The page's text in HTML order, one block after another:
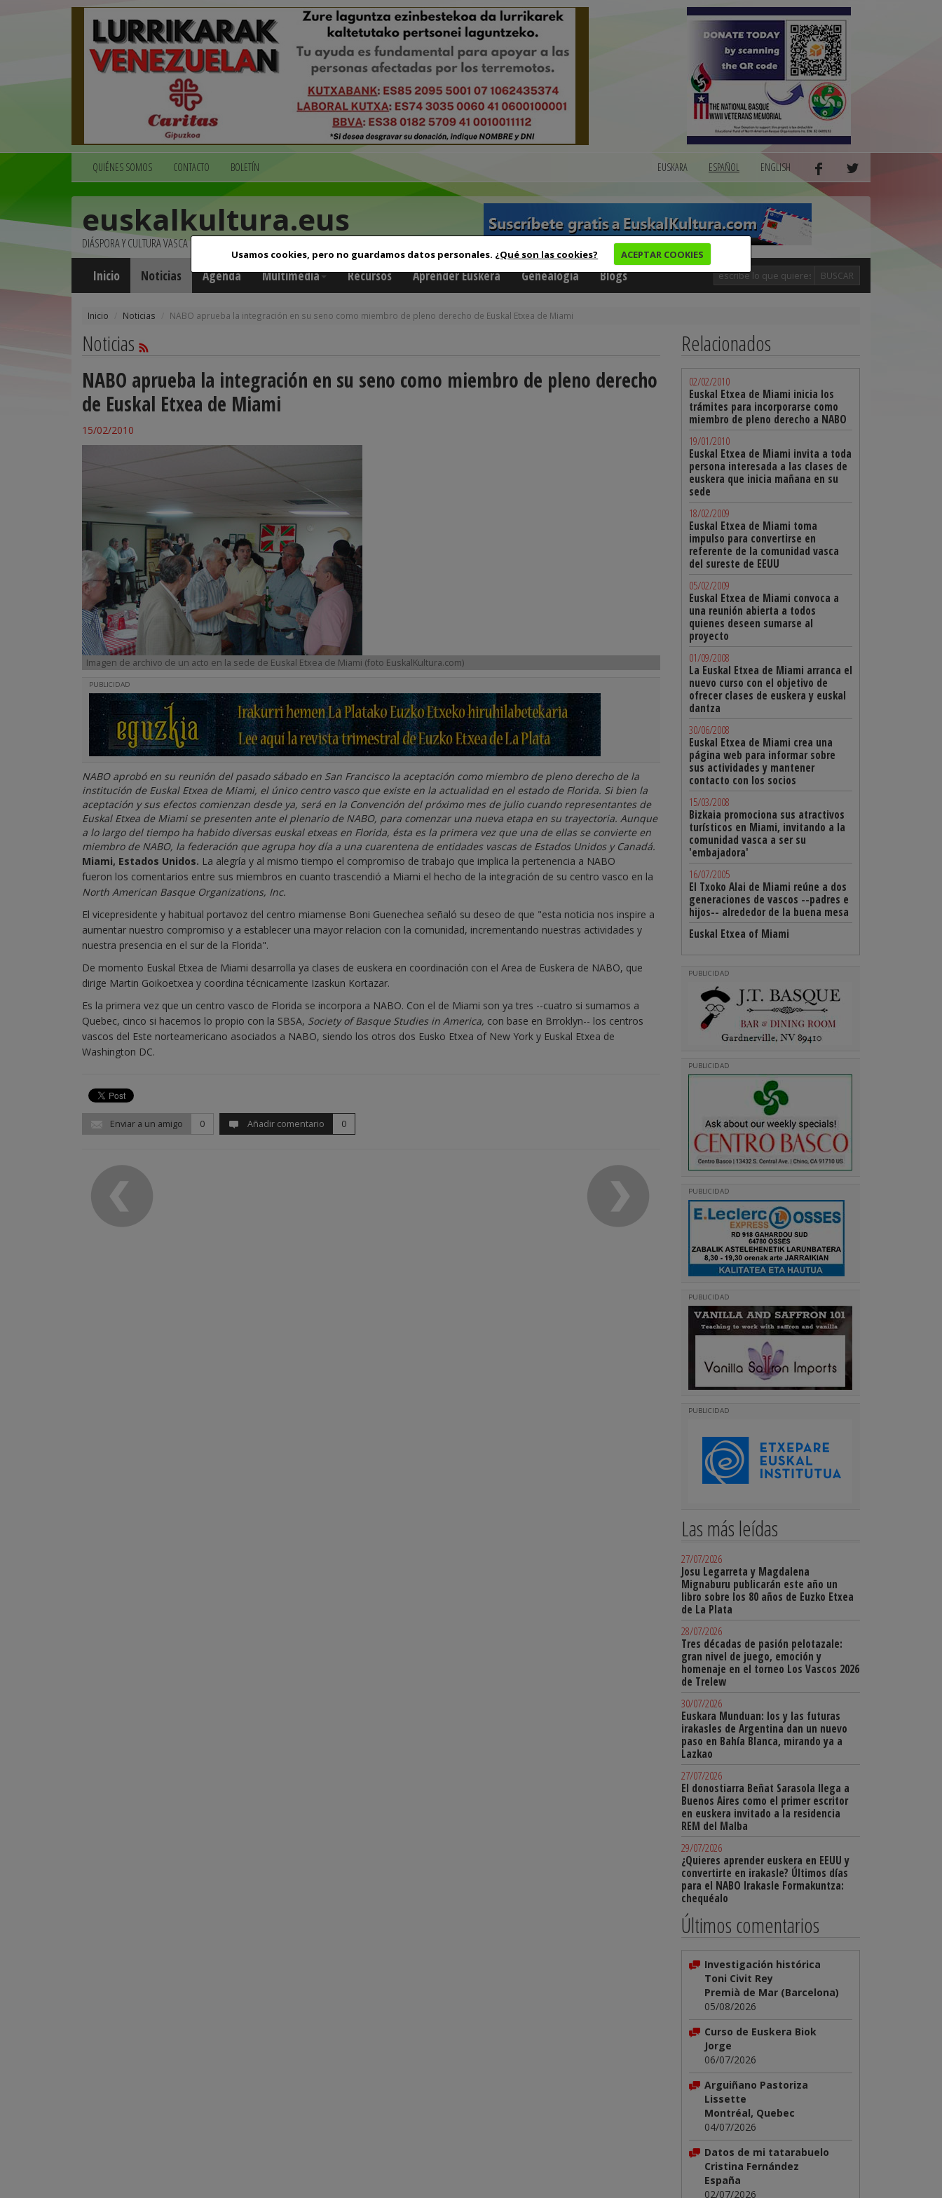
Usamos cookies, pero no guardamos datos personales. ¿Qué son las cookies? ACEPTAR COOKIES
QUIÉNES SOMOS CONTACTO BOLETÍN EUSKARA ESPAÑOL ENGLISH
euskalkultura.eus
DIÁSPORA Y CULTURA VASCA
Inicio Noticias Agenda Multimedia Recursos Aprender Euskera Genealogía Blogs BUSCAR
Inicio Noticias NABO aprueba la integración en su seno como miembro de pleno derecho de Euskal Etxea de Miami
Noticias
NABO aprueba la integración en su seno como miembro de pleno derecho
de Euskal Etxea de Miami
15/02/2010
Imagen de archivo de un acto en la sede de Euskal Etxea de Miami (foto EuskalKultura.com)
PUBLICIDAD
NABO aprobó en su reunión del pasado sábado en San Francisco la aceptación como miembro de pleno derecho de la
institución de Euskal Etxea de Miami, el único centro vasco que existe en la actualidad en el estado de Florida. Si bien la
aceptación y sus efectos comienzan desde ya, será en la Convención del próximo mes de julio cuando representantes de
Euskal Etxea de Miami se presenten ante el plenario de NABO, para comenzar una nueva etapa en su trayectoria. Aunque
a lo largo del tiempo ha habido diversas euskal etxeas en Florida, ésta es la primera vez que una de ellas se convierte en
miembro de NABO, la federación que agrupa hoy día a una cuarentena de entidades vascas de Estados Unidos y Canadá.
Miami, Estados Unidos. La alegría y al mismo tiempo el compromiso de trabajo que implica la pertenencia a NABO
fueron los comentarios entre sus miembros en cuanto trascendió a Miami el hecho de la integración de su centro vasco en la
North American Basque Organizations, Inc.
El vicepresidente y habitual portavoz del centro miamense Boni Guenechea señaló su deseo de que "esta noticia nos inspire a
aumentar nuestro compromiso y a establecer una mayor relacion con la comunidad, incrementando nuestras actividades y
nuestra presencia en el sur de la Florida".
De momento Euskal Etxea de Miami desarrolla ya clases de euskera en coordinación con el Area de Euskera de NABO, que
dirige Martin Goikoetxea y coordina técnicamente Izaskun Kortazar.
Es la primera vez que un centro vasco de Florida se incorpora a NABO. Con el de Miami son ya tres --cuatro si sumamos a
Quebec, cinco si hacemos lo propio con la SBSA, Society of Basque Studies in America, con base en Brroklyn-- los centros
vascos del Este norteamericano asociados a NABO, siendo los otros dos Eusko Etxea of New York y Euskal Etxea de
Washington DC.
Enviar a un amigo 0 Añadir comentario 0
Relacionados
02/02/2010
Euskal Etxea de Miami inicia los
trámites para incorporarse como
miembro de pleno derecho a NABO
19/01/2010
Euskal Etxea de Miami invita a toda
persona interesada a las clases de
euskera que inicia mañana en su
sede
18/02/2009
Euskal Etxea de Miami toma
impulso para convertirse en
referente de la comunidad vasca
del sureste de EEUU
05/02/2009
Euskal Etxea de Miami convoca a
una reunión abierta a todos
quienes deseen sumarse al
proyecto
01/09/2008
La Euskal Etxea de Miami arranca el
nuevo curso con el objetivo de
ofrecer clases de euskera y euskal
dantza
30/06/2008
Euskal Etxea de Miami crea una
página web para informar sobre
sus actividades y mantener
contacto con los socios
15/03/2008
Bizkaia promociona sus atractivos
turísticos en Miami, invitando a la
comunidad vasca a ser su
'embajadora'
16/07/2005
El Txoko Alai de Miami reúne a dos
generaciones de vascos --padres e
hijos-- alrededor de la buena mesa
Euskal Etxea of Miami
PUBLICIDAD
PUBLICIDAD
PUBLICIDAD
PUBLICIDAD
PUBLICIDAD
Las más leídas
27/07/2026
Josu Legarreta y Magdalena
Mignaburu publicarán este año un
libro sobre los 80 años de Euzko Etxea
de La Plata
28/07/2026
Tres décadas de pasión pelotazale:
gran nivel de juego, emoción y
homenaje en el torneo Los Vascos 2026
de Trelew
30/07/2026
Euskara Munduan: los y las futuras
irakasles de Argentina dan un nuevo
paso en Bahía Blanca, mirando ya a
Lazkao
27/07/2026
El donostiarra Beñat Sarasola llega a
Buenos Aires como el primer escritor
en euskera invitado a la residencia
REM del Malba
29/07/2026
¿Quieres aprender euskera en EEUU y
convertirte en irakasle? Últimos días
para el NABO Irakasle Formakuntza:
chequéalo
Últimos comentarios
Investigación histórica
Toni Civit Rey
Premià de Mar (Barcelona)
05/08/2026
Curso de Euskera Biok
Jorge
06/07/2026
Arguiñano Pastoriza
Lissette
Montréal, Quebec
04/07/2026
Datos de mi tatarabuelo
Cristina Fernández
España
02/07/2026